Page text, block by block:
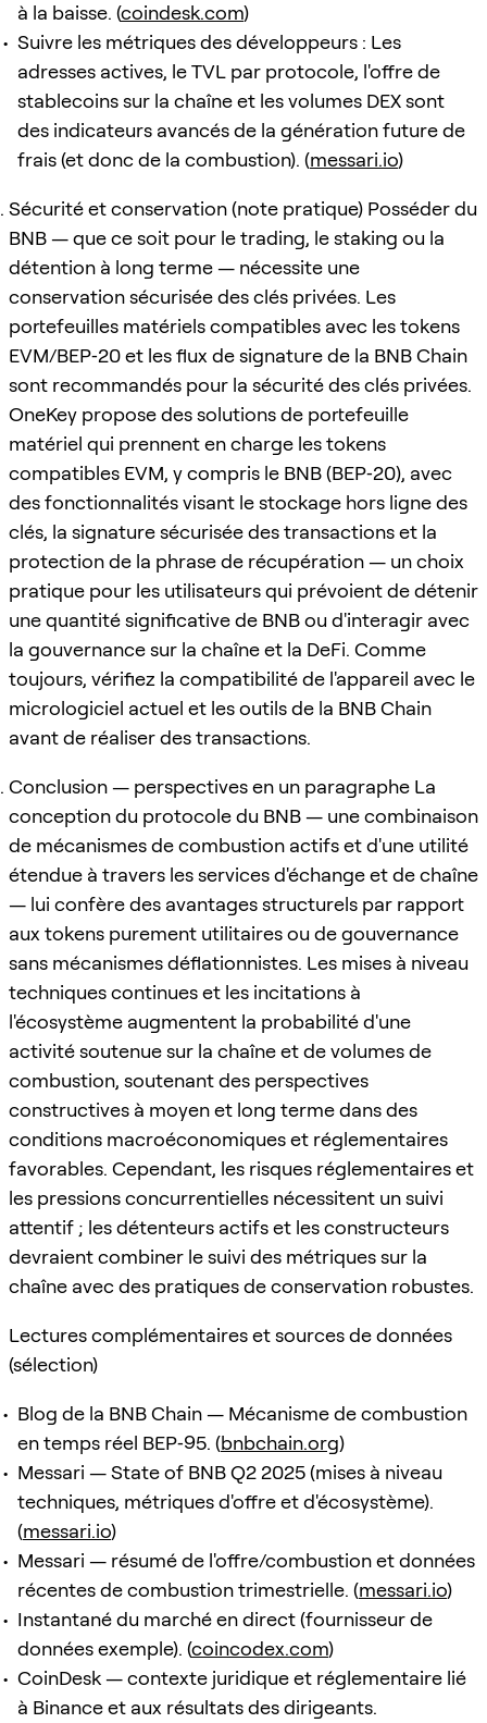
à la baisse. (coindesk.com)
Suivre les métriques des développeurs : Les
adresses actives, le TVL par protocole, l'offre de
stablecoins sur la chaîne et les volumes DEX sont
des indicateurs avancés de la génération future de
frais (et donc de la combustion). (messari.io)
Sécurité et conservation (note pratique) Posséder du
BNB — que ce soit pour le trading, le staking ou la
détention à long terme — nécessite une
conservation sécurisée des clés privées. Les
portefeuilles matériels compatibles avec les tokens
EVM/BEP‑20 et les flux de signature de la BNB Chain
sont recommandés pour la sécurité des clés privées.
OneKey propose des solutions de portefeuille
matériel qui prennent en charge les tokens
compatibles EVM, y compris le BNB (BEP‑20), avec
des fonctionnalités visant le stockage hors ligne des
clés, la signature sécurisée des transactions et la
protection de la phrase de récupération — un choix
pratique pour les utilisateurs qui prévoient de détenir
une quantité significative de BNB ou d'interagir avec
la gouvernance sur la chaîne et la DeFi. Comme
toujours, vérifiez la compatibilité de l'appareil avec le
micrologiciel actuel et les outils de la BNB Chain
avant de réaliser des transactions.
Conclusion — perspectives en un paragraphe La
conception du protocole du BNB — une combinaison
de mécanismes de combustion actifs et d'une utilité
étendue à travers les services d'échange et de chaîne
— lui confère des avantages structurels par rapport
aux tokens purement utilitaires ou de gouvernance
sans mécanismes déflationnistes. Les mises à niveau
techniques continues et les incitations à
l'écosystème augmentent la probabilité d'une
activité soutenue sur la chaîne et de volumes de
combustion, soutenant des perspectives
constructives à moyen et long terme dans des
conditions macroéconomiques et réglementaires
favorables. Cependant, les risques réglementaires et
les pressions concurrentielles nécessitent un suivi
attentif ; les détenteurs actifs et les constructeurs
devraient combiner le suivi des métriques sur la
chaîne avec des pratiques de conservation robustes.
Lectures complémentaires et sources de données
(sélection)
Blog de la BNB Chain — Mécanisme de combustion
en temps réel BEP‑95. (bnbchain.org)
Messari — State of BNB Q2 2025 (mises à niveau
techniques, métriques d'offre et d'écosystème).
(messari.io)
Messari — résumé de l'offre/combustion et données
récentes de combustion trimestrielle. (messari.io)
Instantané du marché en direct (fournisseur de
données exemple). (coincodex.com)
CoinDesk — contexte juridique et réglementaire lié
à Binance et aux résultats des dirigeants.